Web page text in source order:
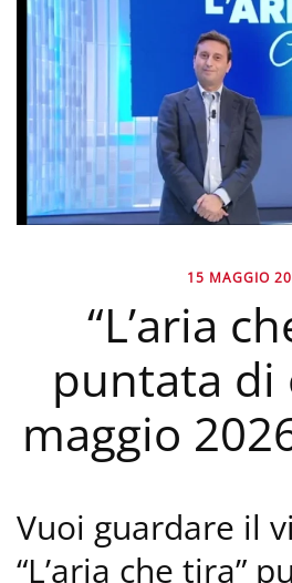
15 MAGGIO
“L’aria
puntata di
maggio
Vuoi guardare il
“L’aria che tira”